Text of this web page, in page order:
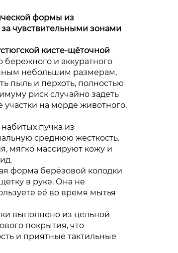
формы из
чувствительными зонами
кисте-щёточной
бережного и аккуратного
небольшим размерам,
пыль и перхоть, полностью
риск случайно задеть
участки на морде животного.
пучка из
среднюю жесткость.
мягко массируют кожу и
форма берёзовой колодки
в руке. Она не
её во время мытья
выполнено из цельной
покрытия, что
и приятные тактильные